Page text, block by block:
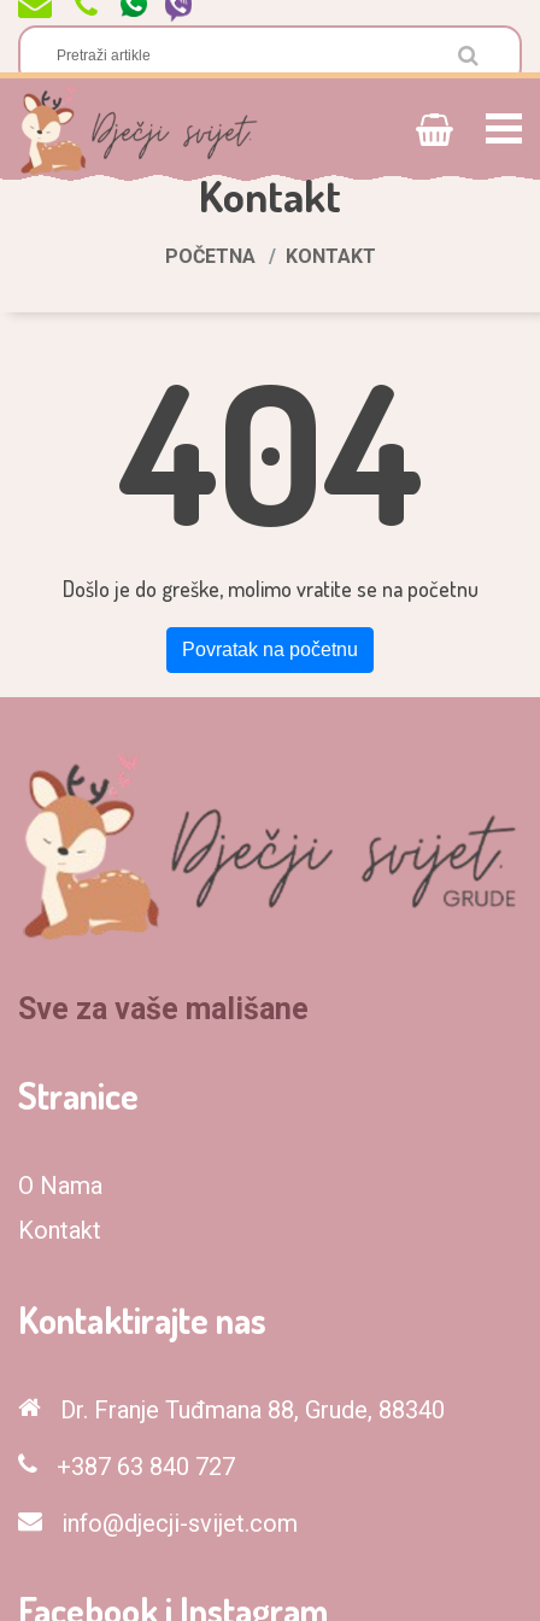
Kontakt
POČETNA KONTAKT
404
Došlo je do greške, molimo vratite se na početnu
Povratak na početnu
Sve za vaše mališane
Stranice
O Nama
Kontakt
Kontaktirajte nas
Dr. Franje Tuđmana 88, Grude, 88340
+387 63 840 727
info@djecji-svijet.com
Facebook i Instagram